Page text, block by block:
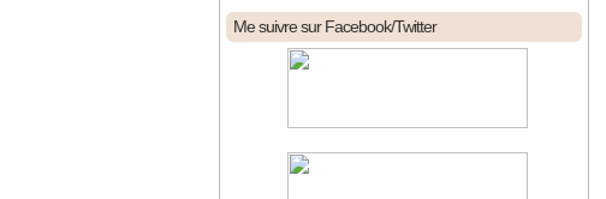
Me suivre sur Facebook/Twitter